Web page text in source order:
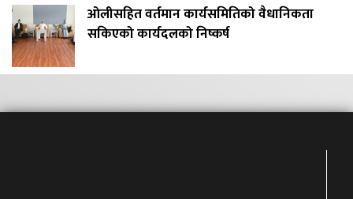
ओलीसहित वर्तमान कार्यसमितिको वैधानिकता
सकिएको कार्यदलको निष्कर्ष